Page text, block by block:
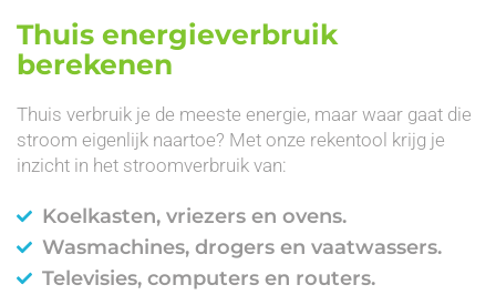
Thuis energieverbruik
berekenen
Thuis verbruik je de meeste energie, maar waar gaat die
stroom eigenlijk naartoe? Met onze rekentool krijg je
inzicht in het stroomverbruik van:
Koelkasten, vriezers en ovens.
Wasmachines, drogers en vaatwassers.
Televisies, computers en routers.